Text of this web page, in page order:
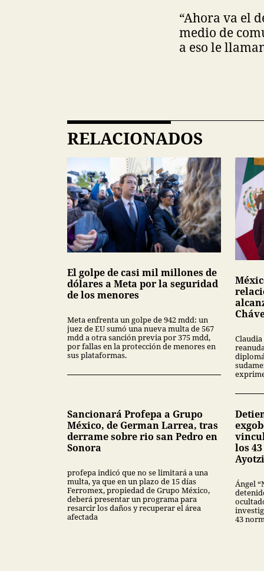
“Ahora va el
medio de
a eso le
RELACIONADOS
El golpe de casi mil millones de
dólares a Meta por la seguridad
de los menores
Meta enfrenta un golpe de 942 mdd: un
juez de EU sumó una nueva multa de 567
mdd a otra sanción previa por 375 mdd,
por fallas en la protección de menores en
sus plataformas.
Sancionará Profepa a Grupo
México, de German Larrea, tras
derrame sobre rio san Pedro en
Sonora
profepa indicó que no se limitará a una
multa, ya que en un plazo de 15 días
Ferromex, propiedad de Grupo México,
deberá presentar un programa para
resarcir los daños y recuperar el área
afectada
los
Ángel
43